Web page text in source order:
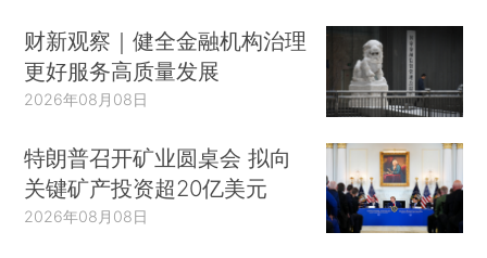
财新观察｜健全金融机构治理
更好服务高质量发展
2026年08月08日
特朗普召开矿业圆桌会 拟向
关键矿产投资超20亿美元
2026年08月08日